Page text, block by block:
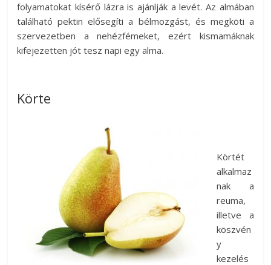
folyamatokat kísérő lázra is ajánlják a levét. Az almában
található pektin elősegíti a bélmozgást, és megköti a
szervezetben a nehézfémeket, ezért kismamáknak
kifejezetten jót tesz napi egy alma.
Körte
Körtét
alkalmaz
nak a
reuma,
illetve a
köszvén
y
kezelés